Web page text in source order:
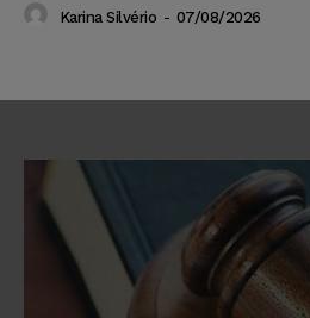
Karina Silvério - 07/08/2026